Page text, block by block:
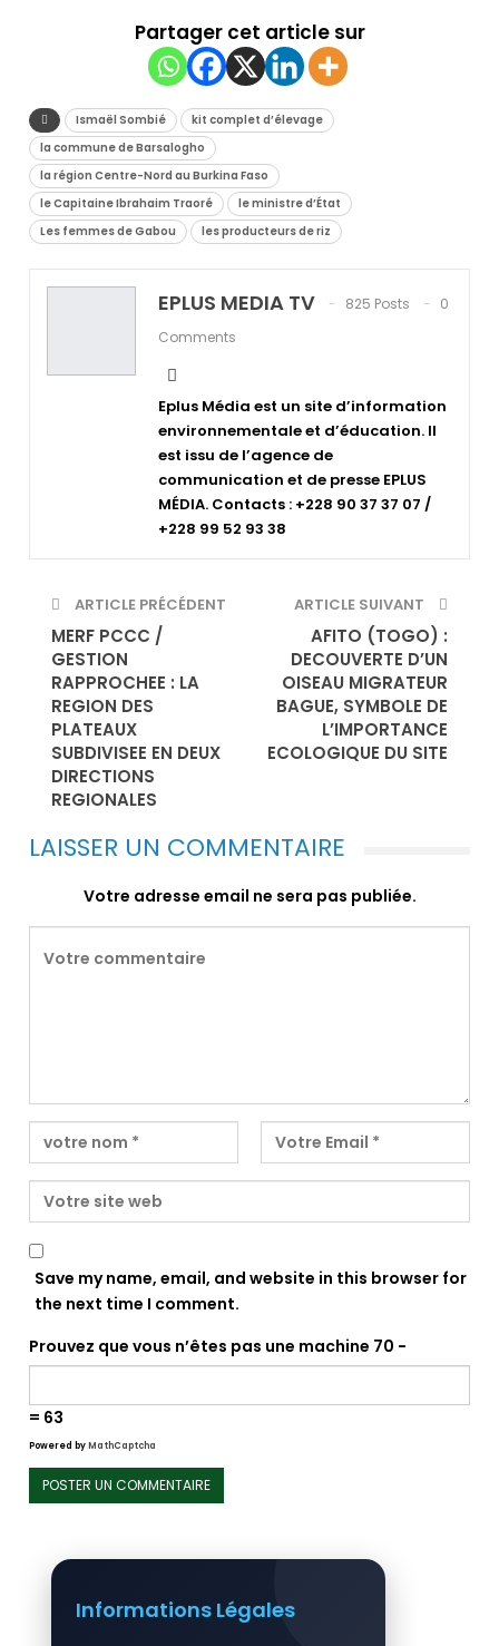
Partager cet article sur
Ismaël Sombié
kit complet d’élevage
la commune de Barsalogho
la région Centre-Nord au Burkina Faso
le Capitaine Ibrahaim Traoré
le ministre d’État
Les femmes de Gabou
les producteurs de riz
EPLUS MEDIA TV 825 Posts
0
Comments
Eplus Média est un site d’information
environnementale et d’éducation. Il
est issu de l’agence de
communication et de presse EPLUS
MÉDIA. Contacts : +228 90 37 37 07 /
+228 99 52 93 38
ARTICLE PRÉCÉDENT
MERF PCCC /
GESTION
RAPPROCHEE : LA
REGION DES
PLATEAUX
SUBDIVISEE EN DEUX
DIRECTIONS
REGIONALES
ARTICLE SUIVANT
AFITO (TOGO) :
DECOUVERTE D’UN
OISEAU MIGRATEUR
BAGUE, SYMBOLE DE
L’IMPORTANCE
ECOLOGIQUE DU SITE
LAISSER UN COMMENTAIRE
Votre adresse email ne sera pas publiée.
Save my name, email, and website in this browser for
the next time I comment.
Prouvez que vous n’êtes pas une machine 70 −
= 63
Powered byMathCaptcha
Informations Légales